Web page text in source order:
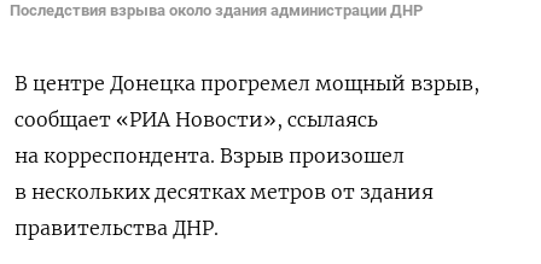
Последствия взрыва около здания администрации ДНР
В центре Донецка прогремел мощный взрыв,
сообщает «РИА Новости», ссылаясь
на корреспондента. Взрыв произошел
в нескольких десятках метров от здания
правительства ДНР.